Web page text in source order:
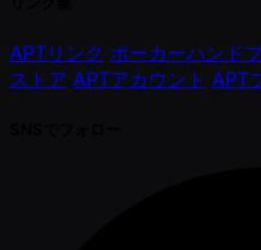
APTリンク ポーカーハンド
ストア APTアカウント APT